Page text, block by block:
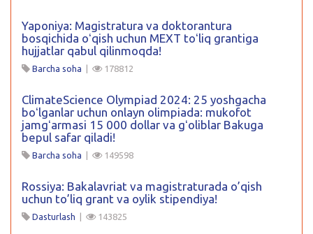
Yaponiya: Magistratura va doktorantura
bosqichida oʻqish uchun MEXT toʻliq grantiga
hujjatlar qabul qilinmoqda!
Barcha soha | 178812
ClimateScience Olympiad 2024: 25 yoshgacha
boʻlganlar uchun onlayn olimpiada: mukofot
jamgʻarmasi 15 000 dollar va gʻoliblar Bakuga
bepul safar qiladi!
Barcha soha | 149598
Rossiya: Bakalavriat va magistraturada o’qish
uchun to’liq grant va oylik stipendiya!
Dasturlash | 143825